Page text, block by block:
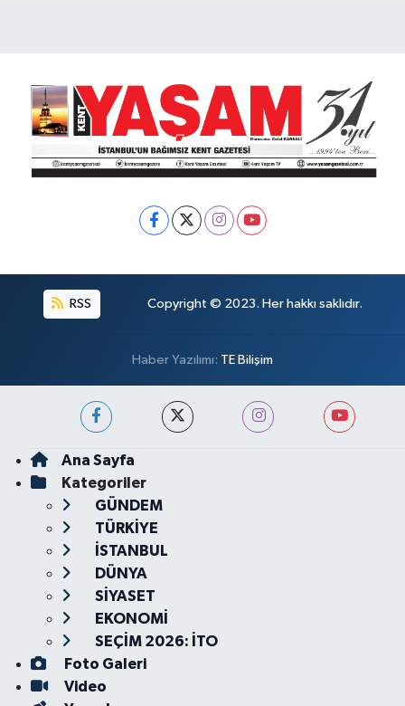
RSS Copyright © 2023. Her hakkı saklıdır.
Haber Yazılımı: TE Bilişim
Ana Sayfa
Kategoriler
GÜNDEM
TÜRKİYE
İSTANBUL
DÜNYA
SİYASET
EKONOMİ
SEÇİM 2026: İTO
Foto Galeri
Video